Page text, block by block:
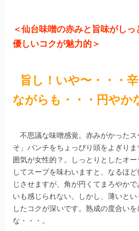
＜仙台味噌の赤みと旨味がしっ
優しいコクが魅力的＞
旨し！いや〜・・・
ながらも・・・円やか
不思議な味噌感覚。赤みがかった
そ」パンチをちょっぴり頭をよぎり
囲気が女性的？。しっとりとしたオ
してスープを味わいますと、なるほ
じさせますが、角が円くてまろやか
いも感じられない。しかし、薄いと
したコクが深いです。熟成の度合いを
な・・・。